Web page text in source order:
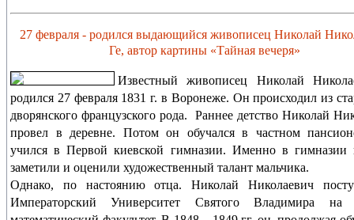
27 февраля - родился выдающийся живописец Николай
Ге, автор картины «Тайная вечеря»
Известный живописец Николай
родился 27 февраля 1831 г. в Воронеже. Он происходил из
дворянского французского рода. Раннее детство Николай
провел в деревне. Потом он обучался в частном
учился в Первой киевской гимназии. Именно в гимназии
заметили и оценили художественный талант мальчика.
Однако, по настоянию отца. Николай Николаевич
Императорский Университет Святого Владимира на